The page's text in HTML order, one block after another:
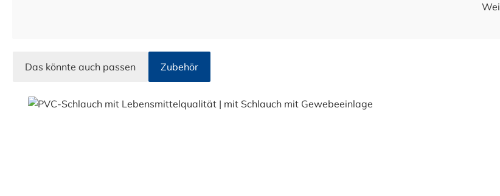
Das könnte auch passen Zubehör
Produktgalerie überspringen